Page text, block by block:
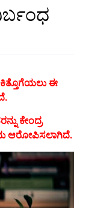
ಕಿತ್ತೊಗೆಯಲು ಈ
ಕೇಂದ್ರ
ಆರೋಪಿಸಲಾಗಿದೆ.